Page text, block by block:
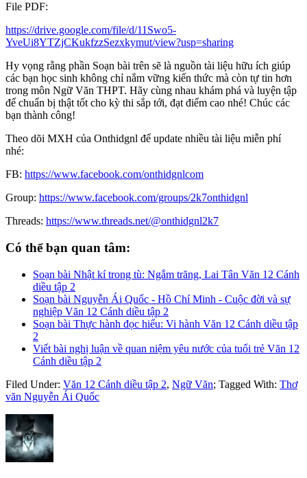
File PDF:
https://drive.google.com/file/d/11Swo5-
YveUi8YTZjCKukfzzSezxkymut/view?usp=sharing
Hy vọng rằng phần Soạn bài trên sẽ là nguồn tài liệu hữu ích giúp
các bạn học sinh không chỉ nắm vững kiến thức mà còn tự tin hơn
trong môn Ngữ Văn THPT. Hãy cùng nhau khám phá và luyện tập
để chuẩn bị thật tốt cho kỳ thi sắp tới, đạt điểm cao nhé! Chúc các
bạn thành công!
Theo dõi MXH của Onthidgnl để update nhiều tài liệu miễn phí
nhé:
FB: https://www.facebook.com/onthidgnlcom
Group: https://www.facebook.com/groups/2k7onthidgnl
Threads: https://www.threads.net/@onthidgnl2k7
Có thể bạn quan tâm:
Soạn bài Nhật kí trong tù: Ngắm trăng, Lai Tân Văn 12 Cánh
diều tập 2
Soạn bài Nguyễn Ái Quốc - Hồ Chí Minh - Cuộc đời và sự
nghiệp Văn 12 Cánh diều tập 2
Soạn bài Thực hành đọc hiểu: Vi hành Văn 12 Cánh diều tập
2
Viết bài nghị luận về quan niệm yêu nước của tuổi trẻ Văn 12
Cánh diều tập 2
Filed Under: Văn 12 Cánh diều tập 2, Ngữ Văn; Tagged With: Thơ
văn Nguyễn Ái Quốc